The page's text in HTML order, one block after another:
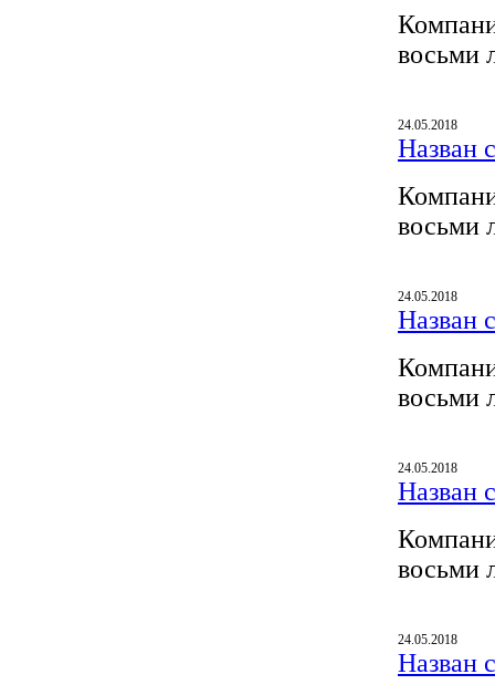
восьми
24.05.2018
Назван
восьми
24.05.2018
Назван
восьми
24.05.2018
Назван
восьми
24.05.2018
Назван